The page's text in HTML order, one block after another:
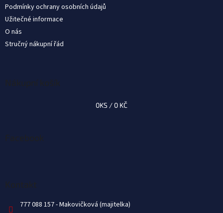
Podmínky ochrany osobních údajů
Užitečné informace
O nás
Stručný nákupní řád
Nákupní košík
0KS / 0 KČ
Facebook
Kontakt
777 088 157